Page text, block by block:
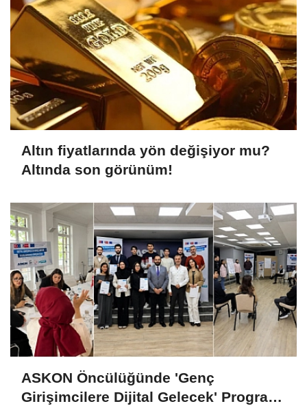
Altın fiyatlarında yön değişiyor mu?
Altında son görünüm!
ASKON Öncülüğünde 'Genç
Girişimcilere Dijital Gelecek' Programı